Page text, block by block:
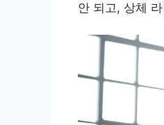
안 되고, 상체